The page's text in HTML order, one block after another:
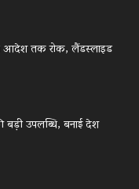
आदेश तक रोक, लैंडस्लाइड
बड़ी उपलब्धि, बनाई देश